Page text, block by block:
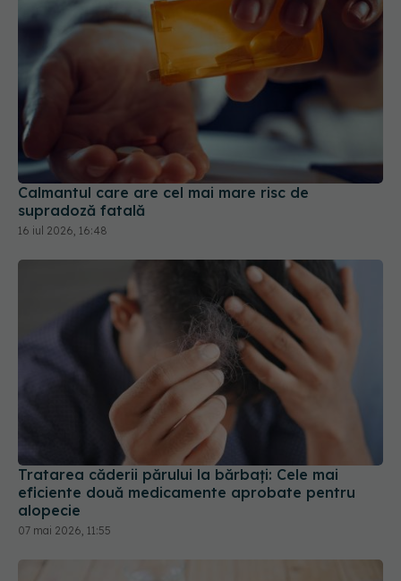
Calmantul care are cel mai mare risc de
supradoză fatală
16 iul 2026, 16:48
Tratarea căderii părului la bărbați: Cele mai
eficiente două medicamente aprobate pentru
alopecie
07 mai 2026, 11:55